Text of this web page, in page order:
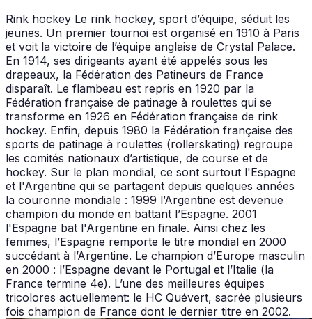
Rink hockey Le rink hockey, sport d’équipe, séduit les
jeunes. Un premier tournoi est organisé en 1910 à Paris
et voit la victoire de l’équipe anglaise de Crystal Palace.
En 1914, ses dirigeants ayant été appelés sous les
drapeaux, la Fédération des Patineurs de France
disparaît. Le flambeau est repris en 1920 par la
Fédération française de patinage à roulettes qui se
transforme en 1926 en Fédération française de rink
hockey. Enfin, depuis 1980 la Fédération française des
sports de patinage à roulettes (rollerskating) regroupe
les comités nationaux d’artistique, de course et de
hockey. Sur le plan mondial, ce sont surtout l'Espagne
et l'Argentine qui se partagent depuis quelques années
la couronne mondiale : 1999 l’Argentine est devenue
champion du monde en battant l’Espagne. 2001
l'Espagne bat l'Argentine en finale. Ainsi chez les
femmes, l’Espagne remporte le titre mondial en 2000
succédant à l’Argentine. Le champion d’Europe masculin
en 2000 : l’Espagne devant le Portugal et l’Italie (la
France termine 4e). L’une des meilleures équipes
tricolores actuellement: le HC Quévert, sacrée plusieurs
fois champion de France dont le dernier titre en 2002.